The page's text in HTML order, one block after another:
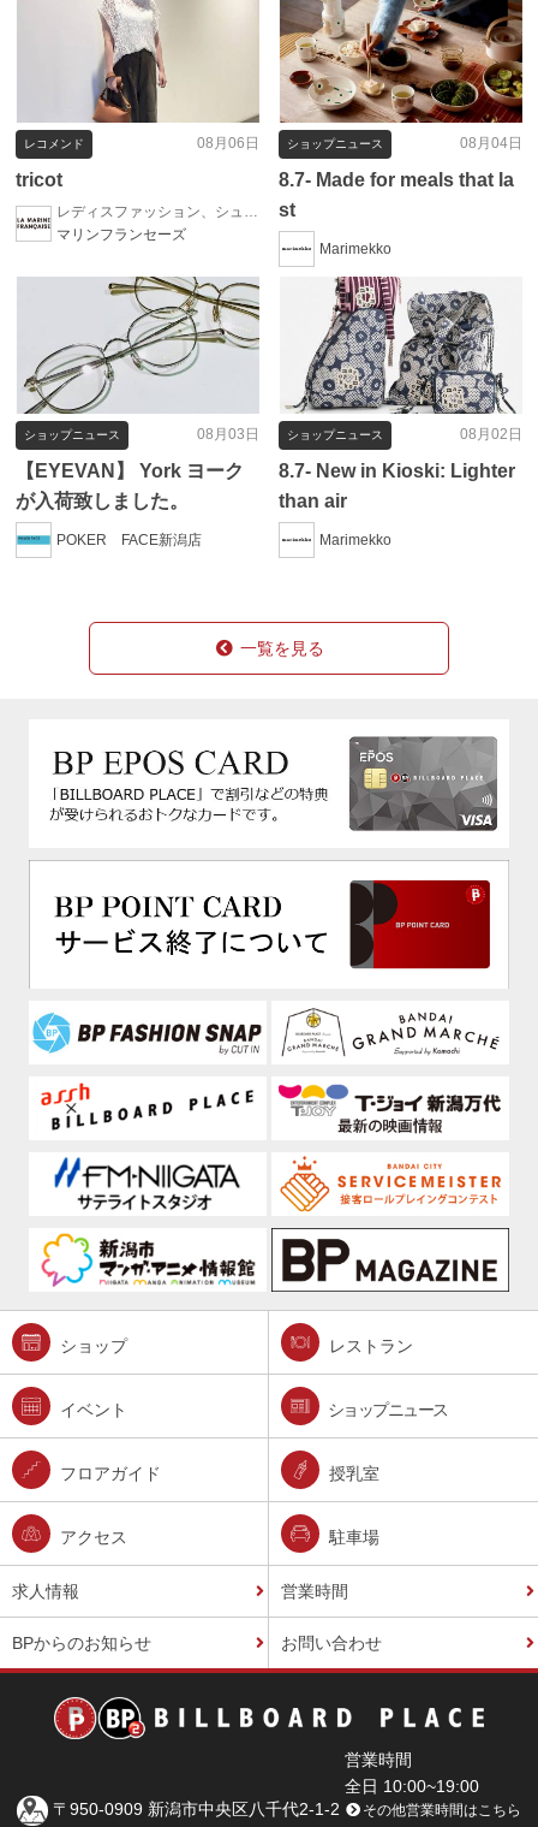
08月06日
レコメンド
tricot
レディスファッション、シューズ、帽子、ファッション雑貨
マリンフランセーズ
08月04日
ショップニュース
8.7- Made for meals that la
st
Marimekko
08月03日
ショップニュース
【EYEVAN】 York ヨーク
が入荷致しました。
POKER FACE新潟店
08月02日
ショップニュース
8.7- New in Kioski: Lighter
than air
Marimekko
一覧を見る
ショップ レストラン
イベント ショップニュース
フロアガイド 授乳室
アクセス 駐車場
求人情報 営業時間
BPからのお知らせ お問い合わせ
〒950-0909 新潟市中央区八千代2-1-2
営業時間
全日 10:00~19:00
その他営業時間はこちら